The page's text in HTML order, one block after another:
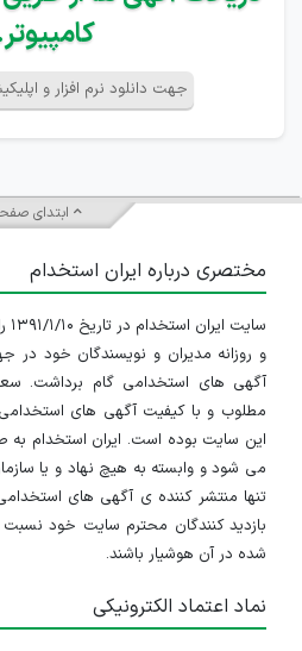
جهت دانلود نرم افزار و
ابتدای
مختصری درباره ایران استخدام
و روزانه مدیران و نویسندگان خود
آگهی های استخدامی گام برداشت.
مطلوب و با کیفیت آگهی های
این سایت بوده است. ایران استخدام
می شود و وابسته به هیچ نهاد و یا
تنها منتشر کننده ی آگهی های
بازدید کنندگان محترم سایت خود
شده در آن هوشیار باشند.
نماد اعتماد الکترونیکی